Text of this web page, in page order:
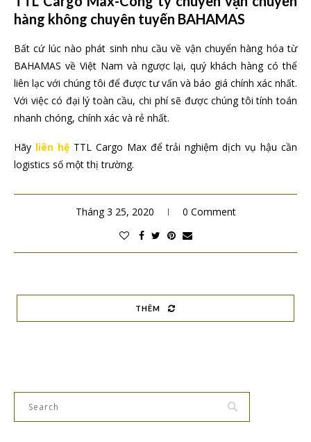
hàng không chuyên tuyến BAHAMAS
Bất cứ lúc nào phát sinh nhu cầu về vận chuyển hàng hóa từ
BAHAMAS về Việt Nam và ngược lại, quý khách hàng có thể
liên lạc với chúng tôi để được tư vấn và báo giá chính xác nhất.
Với việc có đại lý toàn cầu, chi phí sẽ được chúng tôi tính toán
nhanh chóng, chính xác và rẻ nhất.
Hãy liên hệTTL Cargo Max để trải nghiệm dịch vụ hậu cần
logistics số một thị trường.
Tháng 3 25, 2020 0 Comment
THÊM